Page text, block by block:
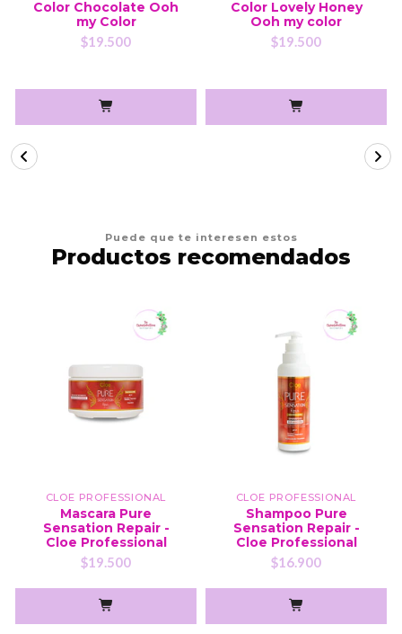
Color Chocolate Ooh
my Color
$19.500
Color Lovely Honey
Ooh my color
$19.500
Puede que te interesen estos
Productos recomendados
CLOE PROFESSIONAL
Mascara Pure
Sensation Repair -
Cloe Professional
$19.500
CLOE PROFESSIONAL
Shampoo Pure
Sensation Repair -
Cloe Professional
$16.900